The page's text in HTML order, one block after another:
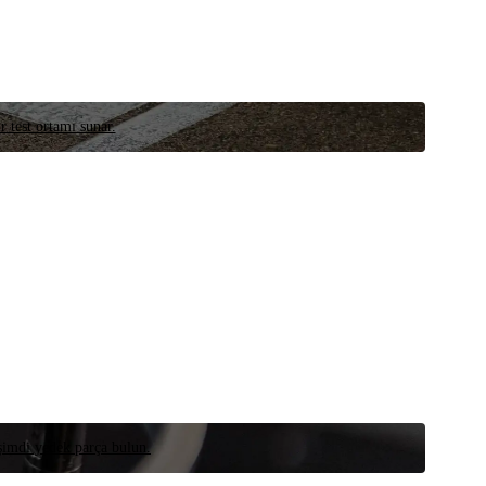
test ortamı sunar.
yedek parça bulun.